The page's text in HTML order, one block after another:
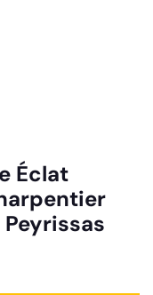
Éclat